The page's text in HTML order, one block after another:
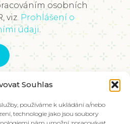
Souhlas
používáme k ukládání a/nebo
technologie jako jsou soubory
osobních
viz. Prohlášení o
údaji.
nábřeží 671/15, Karlín,